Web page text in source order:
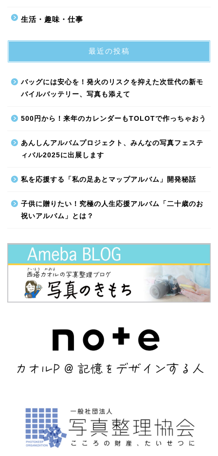
生活・趣味・仕事
最近の投稿
バッグには安心を！発火のリスクを抑えた次世代の新モ
バイルバッテリー、写真も添えて
500円から！来年のカレンダーもTOLOTで作っちゃおう
あんしんアルバムプロジェクト、みんなの写真フェステ
ィバル2025に出展します
私を応援する「私の足あとマップアルバム」開発秘話
子供に贈りたい！究極の人生応援アルバム「二十歳のお
祝いアルバム」とは？